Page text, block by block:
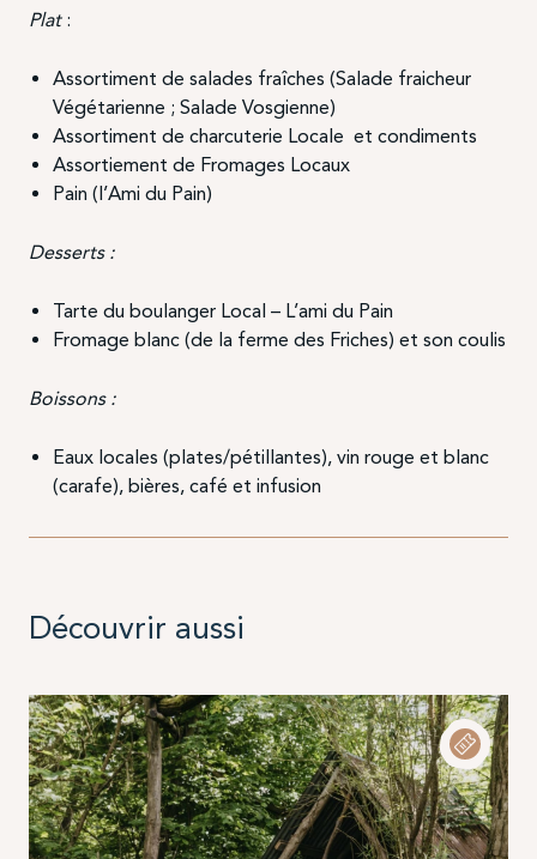
Plat:
Assortiment de salades fraîches (Salade fraicheur
Végétarienne ; Salade Vosgienne)
Assortiment de charcuterie Locale et condiments
Assortiement de Fromages Locaux
Pain (l’Ami du Pain)
Desserts :
Tarte du boulanger Local – L’ami du Pain
Fromage blanc (de la ferme des Friches) et son coulis
Boissons :
Eaux locales (plates/pétillantes), vin rouge et blanc
(carafe), bières, café et infusion
Découvrir aussi